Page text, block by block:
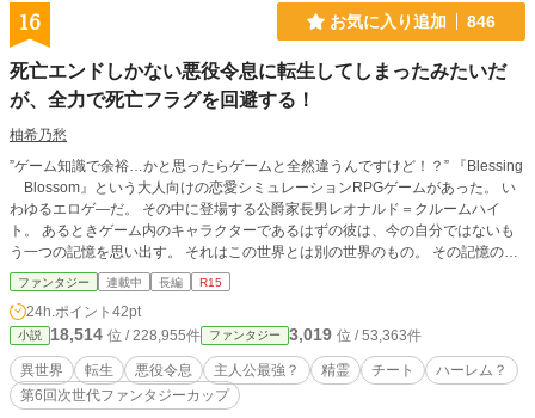
対象者たちが冒険者マルティンに指名依頼をしてきたからさあ大変。 方やヒロ
インであるアンテレーゼは重大なことに気がついた。最短で逆ハールートを攻略
するのに重要な攻略対象者フィルナンドが不在なことに。そう、アンテレーゼも
マルティンと同じく転生者だったのだ。 慌ててフィルナンドのいる薬師ギルド
に押しかけてきたアンテレーゼであったが、マルティン大好きフィルナンドに追
た。 聖女になることが逆ハールートの必須条件なのに、何故男であるマルティ
ンが聖女だと言う噂が流れたのか。不審に思ったアンテレーゼは、今度は教会に
乗り込んで行った。 そして教会で、アンテレーゼはとんでもない事実を目の当
たりにした。そう、本当にマルティンの周りに攻略対象者たちが群がっていたの
だ。しかも、彼らは全員アンテレーゼを敵視してきたのだ。 こんなの乙女ゲー
ムじゃないじゃない！と憤慨するアンテレーゼを置いてきぼりにして、見事マル
16 お気に入り追加 846
死亡エンドしかない悪役令息に転生してしまったみたいだ
が、全力で死亡フラグを回避する！
柚希乃愁
”ゲーム知識で余裕…かと思ったらゲームと全然違うんですけど！？” 『Blessing
Blossom』という大人向けの恋愛シミュレーションRPGゲームがあった。 い
わゆるエロゲ―だ。 その中に登場する公爵家長男レオナルド＝クルームハイ
ト。 あるときゲーム内のキャラクターであるはずの彼は、今の自分ではないも
う一つの記憶を思い出す。 それはこの世界とは別の世界のもの。 その記憶の中
で、彼は今自分がいるのがゲームの世界だということを知る。死ぬ直前までプレ
イして、追加パッチ分だけがプレイできずに死んでしまったゲームの世界だと。
しかもレオナルドは、ヒロインのどのルートに進んでも最後は死亡してしまう悪
役令息で……。 ゲーム本編開始までにはまだ時間がある。 レオナルドは記憶を
頼りに死亡回避のために動き出す。 自分にできることをしよう、と。 そんなレ
オナルドの行動は少なからず周囲に影響を与えていく。 自身の死亡回避、そし
て悠々自適なスローライフという目標に向かって順調に進んでいるかに見えたレ
ファンタジー 連載中 長編 R15
24h.ポイント 42pt
小説 18,514 位 / 228,955件 ファンタジー 3,019 位 / 53,363件
異世界 転生 悪役令息 主人公最強？ 精霊 チート
ハーレム？
第6回次世代ファンタジーカップ